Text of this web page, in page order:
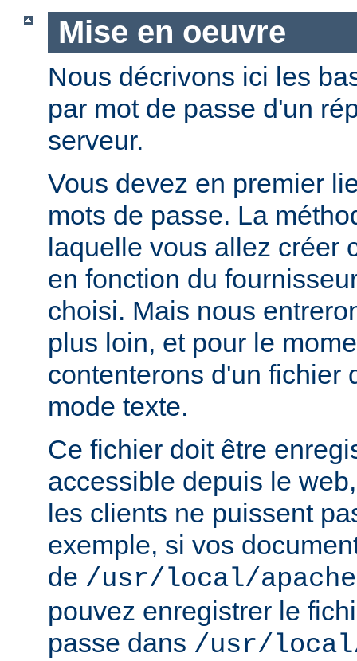
Mise en oeuvre
Nous décrivons ici les
par mot de passe d'un
serveur.
Vous devez en premier
mots de passe. La
laquelle vous allez créer
en fonction du
choisi. Mais nous
plus loin, et pour le
contenterons d'un fichier
mode texte.
Ce fichier doit être
accessible depuis le
les clients ne puissent
exemple, si vos
de /usr/local/
pouvez enregistrer le
passe dans /usr/local/